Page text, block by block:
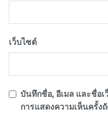
เว็บไซต์
บันทึกชื่อ, อีเมล และชื่อ
การแสดงความเห็นครั้ง